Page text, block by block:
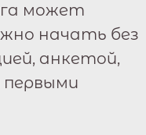
может
начать без
анкетой,
первыми